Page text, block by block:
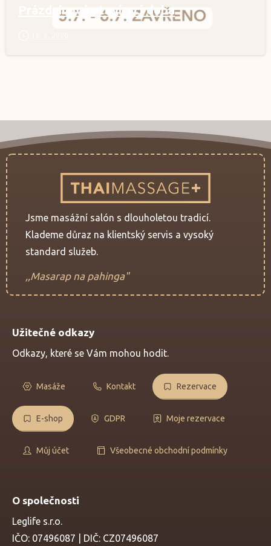
Prázdninová otevírací doba
Jsme masážní salón s dlouholetou tradicí.
Klademe důraz na klientský servis a vysoký
standard služeb.
,,Masarap na pahinga"
Užitečné odkazy
Odkazy, které se Vám mohou hodit.
Masáže Kontakt Rezervace
E-shop GDPR Moje rezervace
Můj účet Všeobecné obchodní podmínky
O společnosti
Leglife s.r.o.
IČO: 07496087 | DIČ: CZ07496087